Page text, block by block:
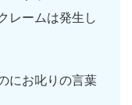
レームは発生し
にお叱りの言葉